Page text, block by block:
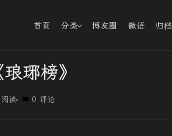
首页 分类 博友圈 微语 归档
琊榜》
读 0 评论